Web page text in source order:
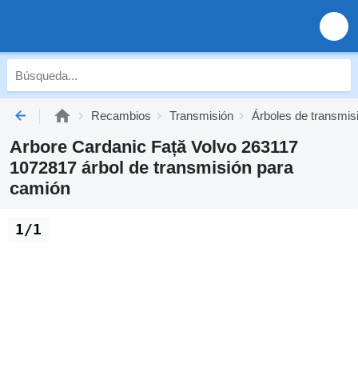
Recambios Transmisión Árboles de
Arbore Cardanic Față Volvo 263117
1072817 árbol de transmisión para
camión
1/1